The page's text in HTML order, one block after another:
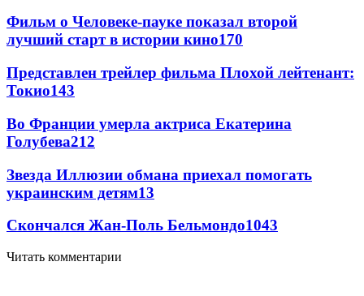
Фильм о Человеке-пауке показал второй
лучший старт в истории кино170
Представлен трейлер фильма Плохой лейтенант:
Токио143
Во Франции умерла актриса Екатерина
Голубева212
Звезда Иллюзии обмана приехал помогать
украинским детям13
Скончался Жан-Поль Бельмондо1043
Читать комментарии